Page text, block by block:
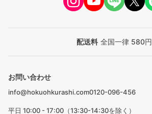
配送料 全国一律 580円
お問い合わせ
info@hokuohkurashi.com0120-096-456
平日 10:00 - 17:00（13:30-14:30を除く）